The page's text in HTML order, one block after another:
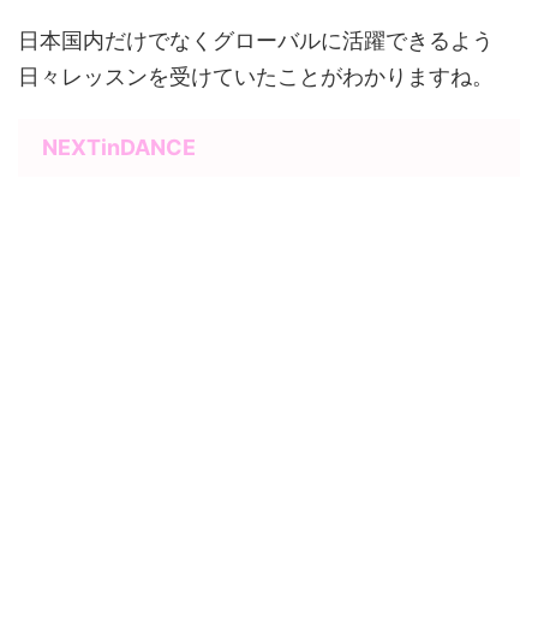
日本国内だけでなくグローバルに活躍できるよう
日々レッスンを受けていたことがわかりますね。
NEXTinDANCE